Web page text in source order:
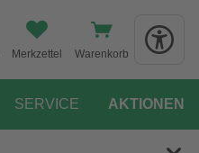
Merkzettel Warenkorb
SERVICE AKTIONEN